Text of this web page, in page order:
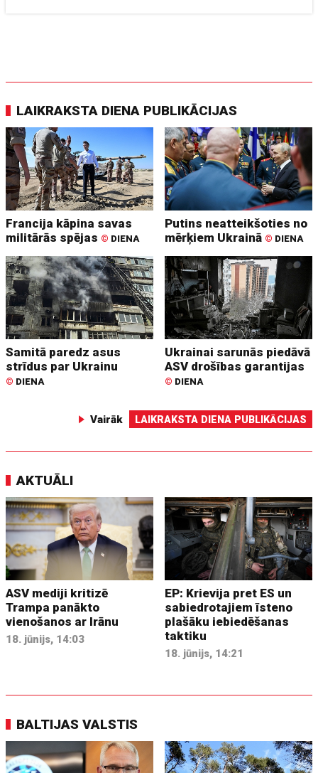
LAIKRAKSTA DIENA PUBLIKĀCIJAS
Francija kāpina savas
militārās spējas © DIENA
Putins neatteikšoties no
mērķiem Ukrainā © DIENA
Samitā paredz asus
strīdus par Ukrainu
© DIENA
Ukrainai sarunās piedāvā
ASV drošības garantijas
© DIENA
Vairāk LAIKRAKSTA DIENA PUBLIKĀCIJAS
AKTUĀLI
ASV mediji kritizē
Trampa panākto
vienošanos ar Irānu
18. jūnijs, 14:03
EP: Krievija pret ES un
sabiedrotajiem īsteno
plašāku iebiedēšanas
taktiku
18. jūnijs, 14:21
BALTIJAS VALSTIS